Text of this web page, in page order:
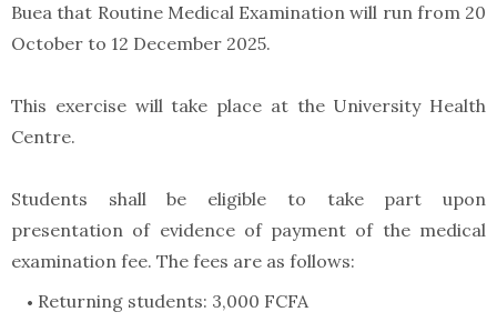
Buea that Routine Medical Examination will run from 20
October to 12 December 2025.
This exercise will take place at the University Health
Centre.
Students shall be eligible to take part upon
presentation of evidence of payment of the medical
examination fee. The fees are as follows:
Returning students: 3,000 FCFA